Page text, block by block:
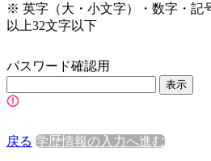
※ 英字（大・小文字）・数字・記
以上32文字以下
パスワード確認用
表示
戻る 学歴情報の入力へ進む